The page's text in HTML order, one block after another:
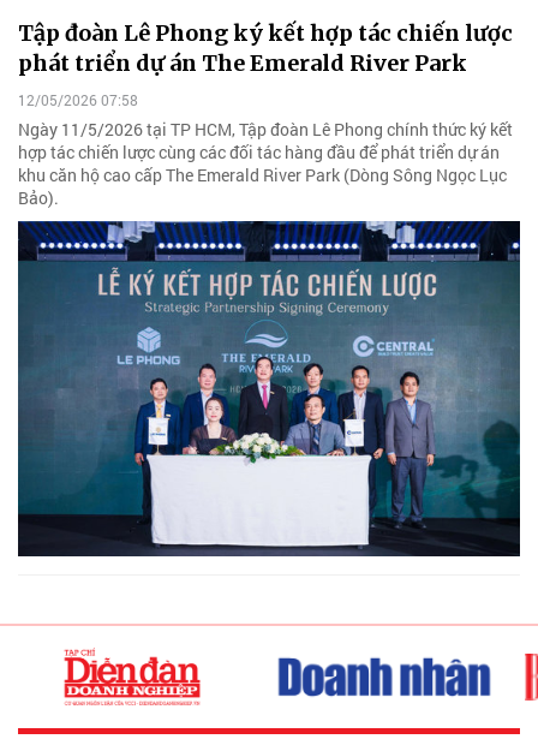
Tập đoàn Lê Phong ký kết hợp tác chiến lược
phát triển dự án The Emerald River Park
12/05/2026 07:58
Ngày 11/5/2026 tại TP HCM, Tập đoàn Lê Phong chính thức ký kết
hợp tác chiến lược cùng các đối tác hàng đầu để phát triển dự án
khu căn hộ cao cấp The Emerald River Park (Dòng Sông Ngọc Lục
Bảo).